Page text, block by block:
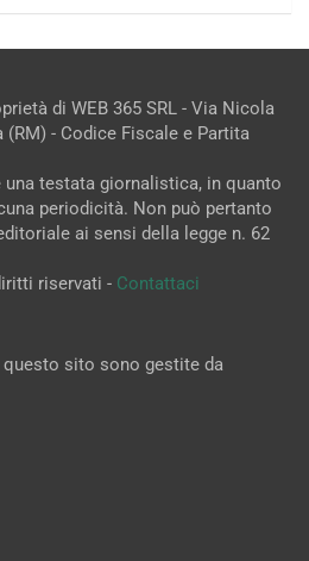
di WEB 365 SRL - Via Nicola
(RM) - Codice Fiscale e Partita
testata giornalistica, in quanto
periodicità. Non può pertanto
ai sensi della legge n. 62
riservati - Contattaci
sito sono gestite da